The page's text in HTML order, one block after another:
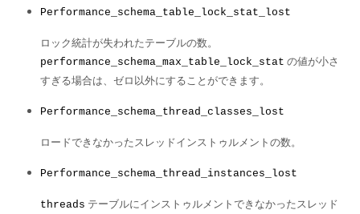
Performance_schema_table_lock_stat_lost
ロック統計が失われたテーブルの数。
performance_schema_max_table_lock_stat の値が小さ
すぎる場合は、ゼロ以外にすることができます。
Performance_schema_thread_classes_lost
ロードできなかったスレッドインストゥルメントの数。
Performance_schema_thread_instances_lost
threads テーブルにインストゥルメントできなかったスレッド